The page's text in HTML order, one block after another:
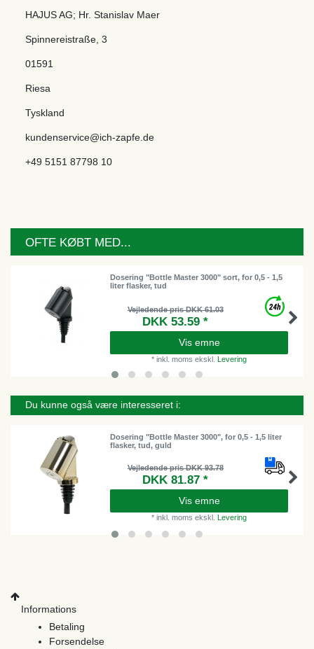
HAJUS AG; Hr. Stanislav Maer
Spinnereistraße 3
01591
Riesa
Tyskland
kundenservice@ich-zapfe.de
+49 5151 87798 10
OFTE KØBT MED...
Dosering "Bottle Master 3000" sort, for 0,5 - 1,5
liter flasker, tud
Vejledende pris DKK 61.03
DKK 53.59 *
Vis emne
* inkl. moms ekskl. Levering
Du kunne også være interesseret i:
Dosering "Bottle Master 3000", for 0,5 - 1,5 liter
flasker, tud, guld
Vejledende pris DKK 93.78
DKK 81.87 *
Vis emne
* inkl. moms ekskl. Levering
Informations
Betaling
Forsendelse